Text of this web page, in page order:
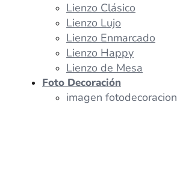
Lienzo Clásico
Lienzo Lujo
Lienzo Enmarcado
Lienzo Happy
Lienzo de Mesa
Foto Decoración
imagen fotodecoracion